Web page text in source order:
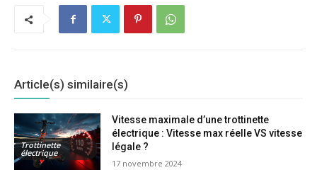
Article(s) similaire(s)
Trottinette
électrique
Vitesse maximale d’une trottinette
électrique : Vitesse max réelle VS vitesse
légale ?
17 novembre 2024